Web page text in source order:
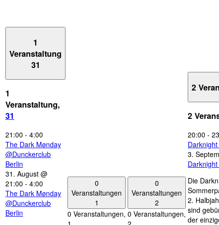
1
Veranstaltung
31
1
Veranstaltung,
31
21:00 - 4:00
The Dark Mønday
@Dunckerclub
Berlin
31. August @
21:00 - 4:00
The Dark Mønday
@Dunckerclub
Berlin
0
Veranstaltungen
1
0 Veranstaltungen,
0
Veranstaltungen
2
0 Veranstaltungen,
2
2
20:00 -
3.
Die
2.
sind
der